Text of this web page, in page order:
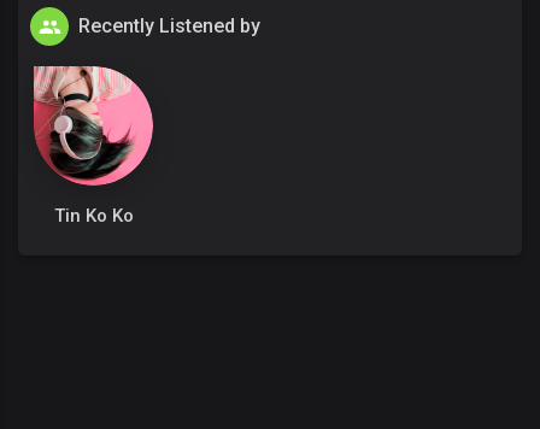
Recently Listened by
Tin Ko Ko